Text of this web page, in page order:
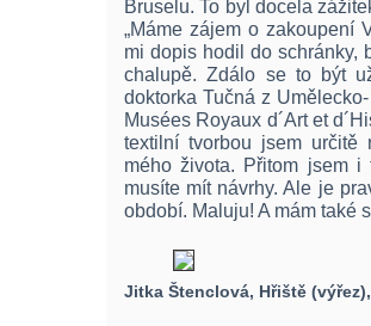
Bruselu. To byl docela
„Máme zájem o zakoupení
mi dopis hodil do schránky,
chalupě. Zdálo se to být
doktorka Tučná z
Musées Royaux d´Art et
textilní tvorbou jsem určitě
mého života. Přitom jsem
musíte mít návrhy. Ale je
období. Maluju! A mám také
Jitka Štenclová, Hřiště